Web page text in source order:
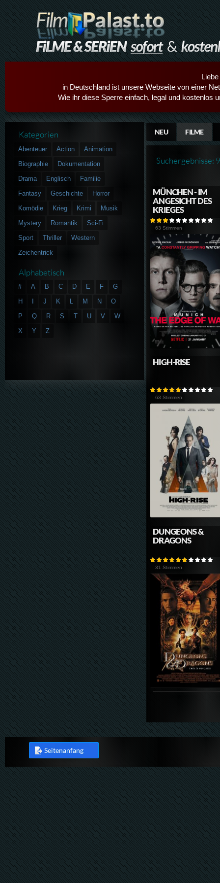
in Deutschland ist unsere Webseite von einer
Wie ihr diese Sperre einfach, legal und kostenlos
NEU FILME
Suchergebnisse: 9
MÜNCHEN - IM
ANGESICHT DES
KRIEGES
63 Stimmen
HIGH-RISE
63 Stimmen
DUNGEONS &
DRAGONS
31 Stimmen
Kategorien
Abenteuer Action
Animation
Biographie
Dokumentation
Drama
Englisch
Familie
Fantasy
Geschichte
Horror
Komödie
Krieg Krimi
Musik
Mystery
Romantik
Sci-Fi
Sport
Thriller
Western
Zeichentrick
Alphabetisch
# A B C D E F
G
H
J K L M N
O
P
Q R S T U V
W
X
Y Z
Seitenanfang